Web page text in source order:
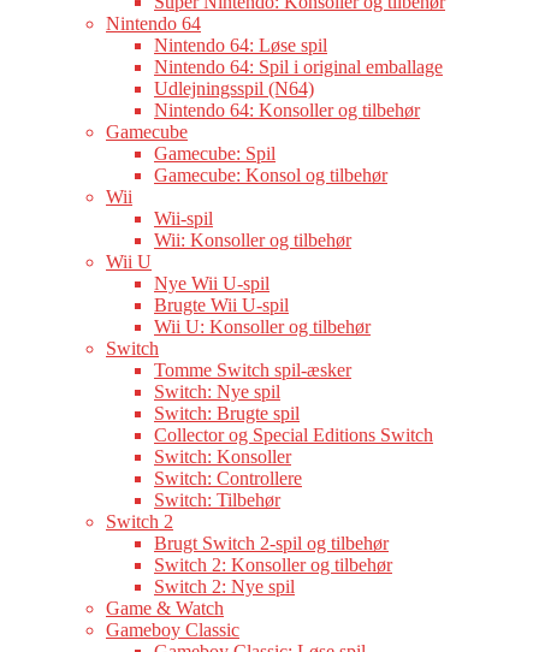
Nintendo 64
Nintendo 64: Løse spil
Nintendo 64: Spil i original emballage
Udlejningsspil (N64)
Nintendo 64: Konsoller og tilbehør
Gamecube
Gamecube: Spil
Gamecube: Konsol og tilbehør
Wii
Wii-spil
Wii: Konsoller og tilbehør
Wii U
Nye Wii U-spil
Brugte Wii U-spil
Wii U: Konsoller og tilbehør
Switch
Tomme Switch spil-æsker
Switch: Nye spil
Switch: Brugte spil
Collector og Special Editions Switch
Switch: Konsoller
Switch: Controllere
Switch: Tilbehør
Switch 2
Brugt Switch 2-spil og tilbehør
Switch 2: Konsoller og tilbehør
Switch 2: Nye spil
Game & Watch
Gameboy Classic